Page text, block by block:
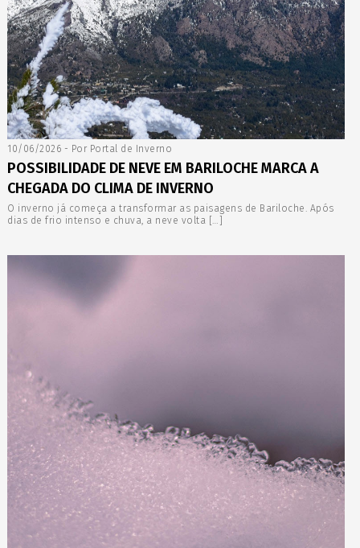
10/06/2026 - Por Portal de Inverno
POSSIBILIDADE DE NEVE EM BARILOCHE MARCA A
CHEGADA DO CLIMA DE INVERNO
O inverno já começa a transformar as paisagens de Bariloche. Após
dias de frio intenso e chuva, a neve volta […]